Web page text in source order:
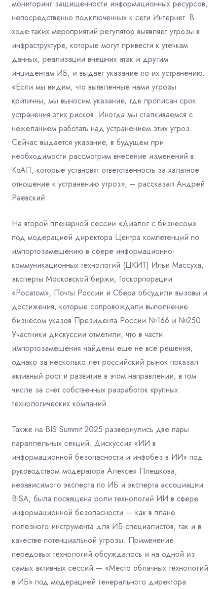
мониторинг защищенности информационных ресурсов,
непосредственно подключенных к сети Интернет. В
ходе таких мероприятий регулятор выявляет угрозы в
инфраструктуре, которые могут привести к утечкам
данных, реализации внешних атак и другим
инцидентам ИБ, и выдает указание по их устранению.
«Если мы видим, что выявленные нами угрозы
критичны, мы выносим указание, где прописан срок
устранения этих рисков. Иногда мы сталкиваемся с
нежеланием работать над устранением этих угроз.
Сейчас выдается указание, в будущем при
необходимости рассмотрим внесение изменений в
КоАП, которые установят ответственность за халатное
отношение к устранению угроз», – рассказал Андрей
Раевский.
На второй пленарной сессии «Диалог с бизнесом»
под модерацией директора Центра компетенций по
импортозамещению в сфере информационно-
коммуникационных технологий (ЦКИТ) Ильи Массуха,
эксперты Московской биржи, Госкорпорации
«Росатом», Почты России и Сбера обсудили вызовы и
достижения, которые сопровождали выполнение
бизнесом указов Президента России №166 и №250.
Участники дискуссии отметили, что в части
импортозамещения найдены еще не все решения,
однако за несколько лет российский рынок показал
активный рост и развитие в этом направлении, в том
числе за счет собственных разработок крупных
технологических компаний.
Также на BIS Summit 2025 развернулись две пары
параллельных секций. Дискуссия «ИИ в
информационной безопасности и инфобез в ИИ» под
руководством модератора Алексея Плешкова,
независимого эксперта по ИБ и эксперта ассоциации
BISA, была посвящена роли технологий ИИ в сфере
информационной безопасности — как в плане
полезного инструмента для ИБ-специалистов, так и в
качестве потенциальной угрозы. Применение
передовых технологий обсуждалось и на одной из
самых активных сессий — «Место облачных технологий
в ИБ» под модерацией генерального директора